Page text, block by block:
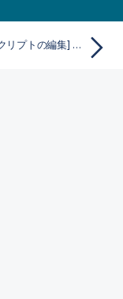
[ロード スクリプトの編集] ダイアログ